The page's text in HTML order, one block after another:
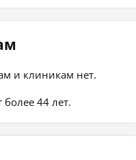
и клиникам нет.
44 лет.